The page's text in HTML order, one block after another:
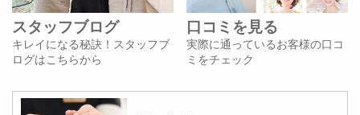
スタッフブログ
キレイになる秘訣！スタッフブ
ログはこちらから
口コミを見る
実際に通っているお客様の口コ
ミをチェック